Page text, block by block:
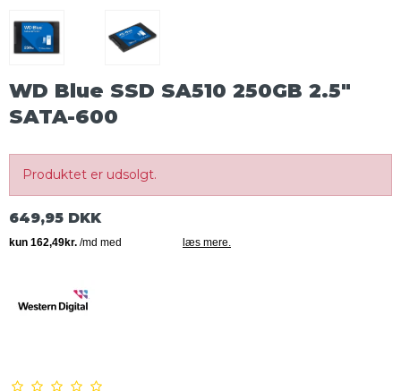
WD Blue SSD SA510 250GB 2.5"
SATA-600
Produktet er udsolgt.
649,95 DKK